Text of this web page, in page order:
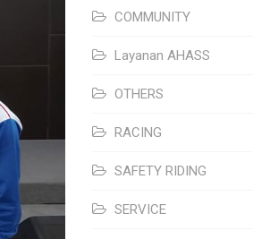
COMMUNITY
Layanan AHASS
OTHERS
RACING
SAFETY RIDING
SERVICE